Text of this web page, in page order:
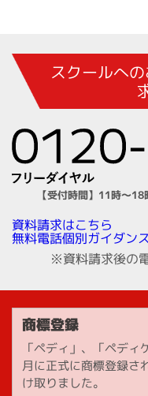
スクールへ
【受付時間】11時～
資料請求はこちら
無料電話個別ガイダン
※資料請求後の
商標登録
「ペディ」、「ペデ
月に正式に商標登録さ
け取りました。